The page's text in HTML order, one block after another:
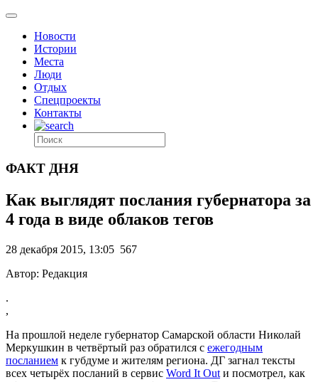
Новости
Истории
Места
Люди
Отдых
Спецпроекты
Контакты
ФАКТ ДНЯ
Как выглядят послания губернатора за
4 года в виде облаков тегов
28 декабря 2015, 13:05 567
Автор: Редакция
.
,
На прошлой неделе губернатор Самарской области Николай
Меркушкин в четвёртый раз обратился с ежегодным
посланием к губдуме и жителям региона. ДГ загнал тексты
всех четырёх посланий в сервис Word It Out и посмотрел, как